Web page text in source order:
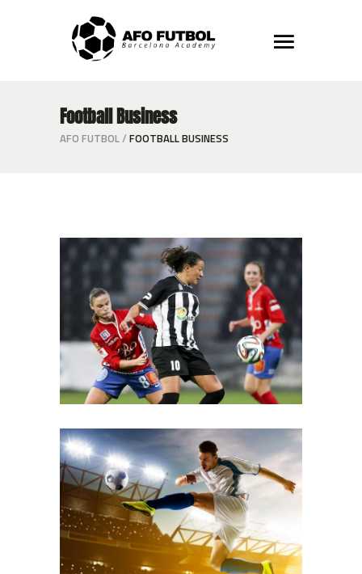
Football Business
AFO FUTBOL/ FOOTBALL BUSINESS
Defence
Superstar